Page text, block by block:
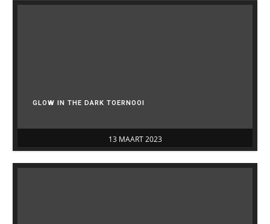
13 MAART 2023
GLOW IN THE DARK TOERNOOI